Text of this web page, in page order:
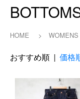
HOME > WOMENS
おすすめ順 | 価格